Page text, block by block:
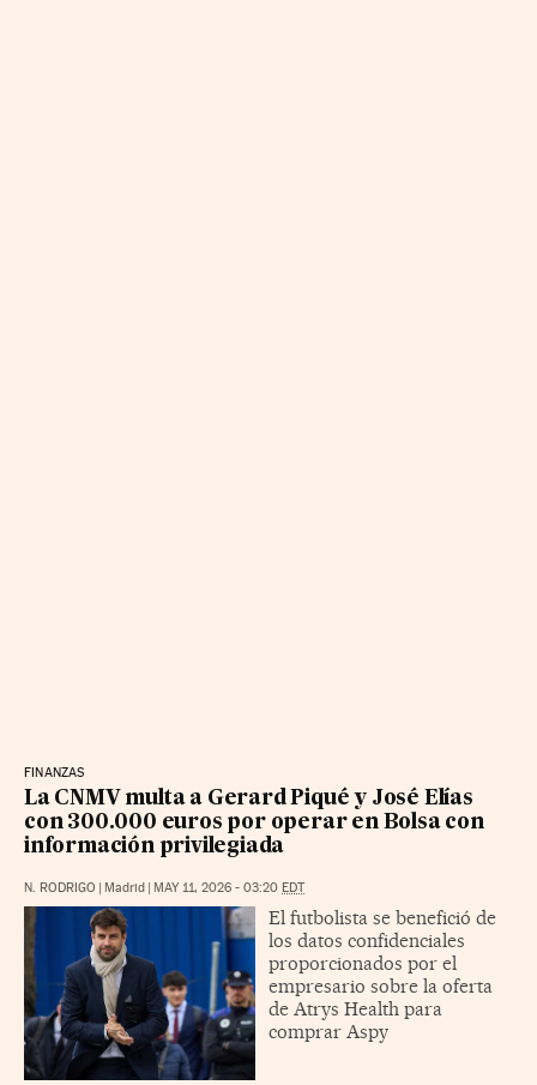
FINANZAS
La CNMV multa a Gerard Piqué y José Elías
con 300.000 euros por operar en Bolsa con
información privilegiada
N. RODRIGO | Madrid | MAY 11, 2026 - 03:20 EDT
El futbolista se benefició de
los datos confidenciales
proporcionados por el
empresario sobre la oferta
de Atrys Health para
comprar Aspy